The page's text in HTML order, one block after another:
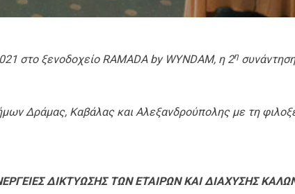
στο ξενοδοχείο RAMADA by WYNDAM, η 2η
Δράμας, Καβάλας και Αλεξανδρούπολης με τη
ΔΙΚΤΥΩΣΗΣ ΤΩΝ ΕΤΑΙΡΩΝ ΚΑΙ ΔΙΑΧΥΣΗΣ